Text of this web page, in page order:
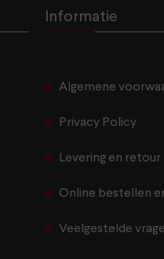
Informatie
Algemene
Privacy Policy
Levering en retour
Online bestellen
Veelgestelde